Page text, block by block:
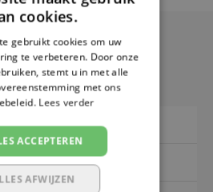
SafetyLoad
1018788
cookies.
gebruikt cookies om uw
te verbeteren. Door onze
stemt u in met alle
met ons
Lees verder
ACCEPTEREN
AFWIJZEN